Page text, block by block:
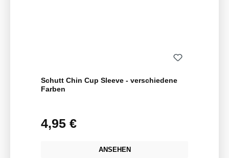
Schutt Chin Cup Sleeve - verschiedene
Farben
Regulärer Preis:
4,95 €
ANSEHEN